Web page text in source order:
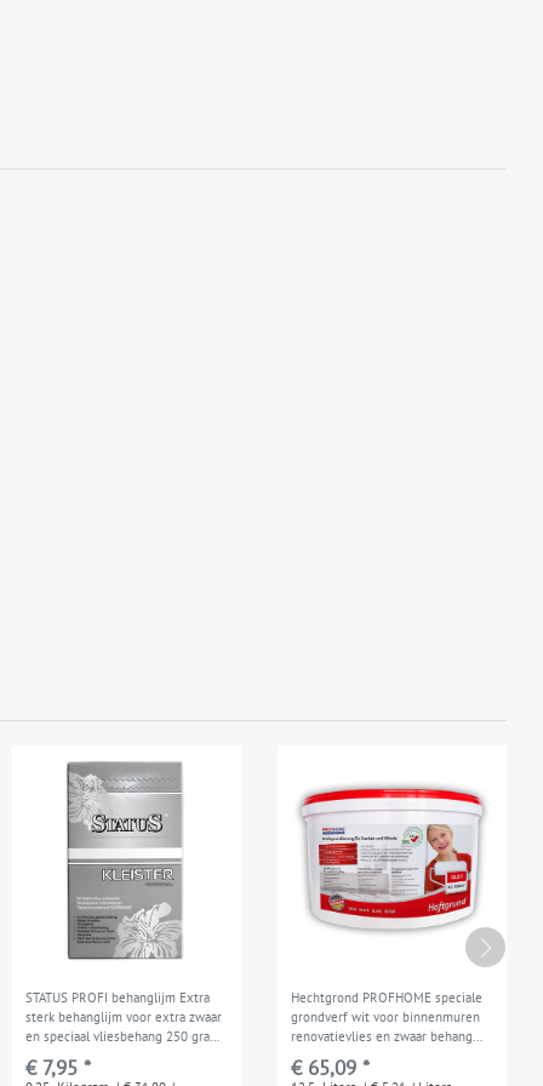
STATUS PROFI behanglijm Extra
sterk behanglijm voor extra zwaar
en speciaal vliesbehang 250 gram
voor max. 40 m2
€ 7,95 *
Hechtgrond PROFHOME speciale
grondverf wit voor binnenmuren
renovatievlies en zwaar behang
12,5 l voor max. 83 - 104 m2
€ 65,09 *